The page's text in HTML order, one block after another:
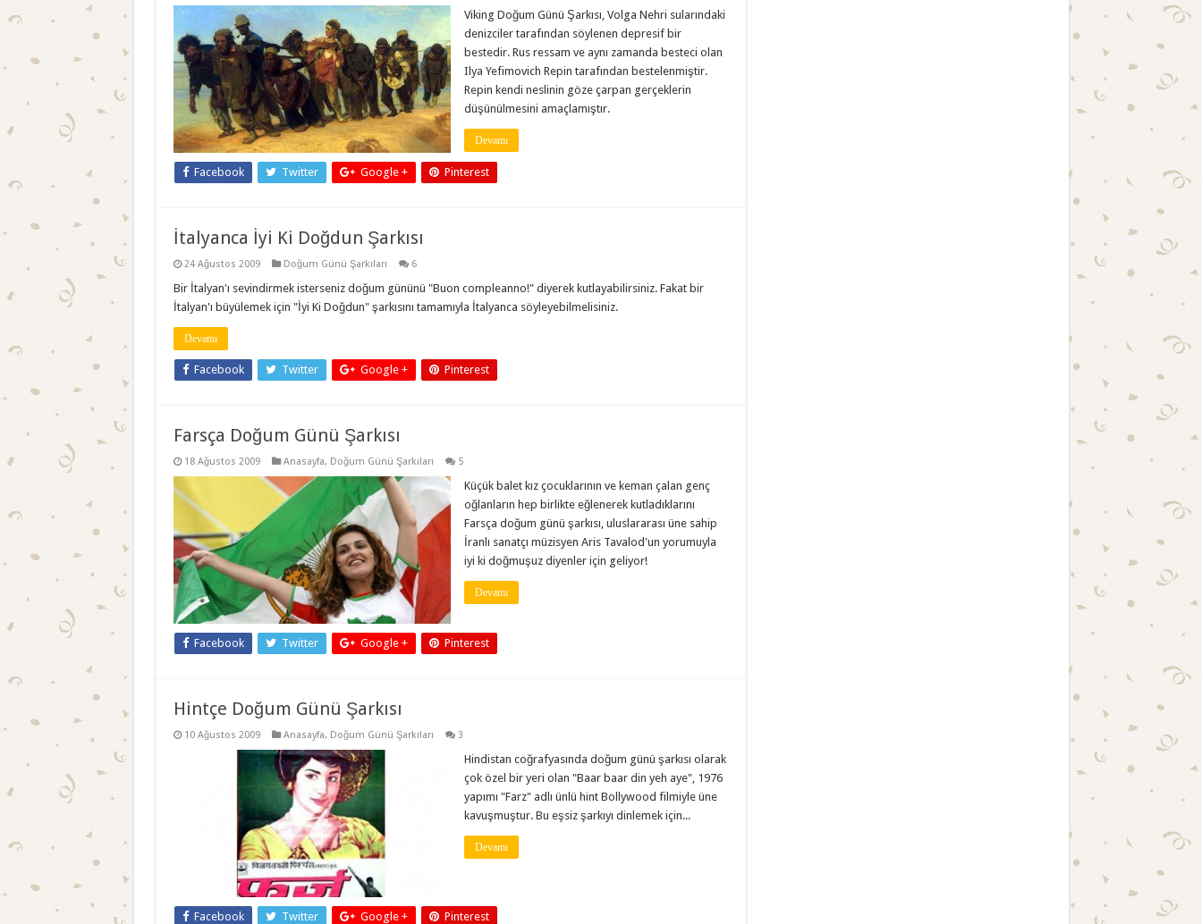
Viking Doğum Günü Şarkısı, Volga Nehri sularındaki
denizciler tarafından söylenen depresif bir
bestedir. Rus ressam ve aynı zamanda besteci olan
Ilya Yefimovich Repin tarafından bestelenmiştir.
Repin kendi neslinin göze çarpan gerçeklerin
düşünülmesini amaçlamıştır.
Devamı
Facebook Twitter Google + Pinterest
İtalyanca İyi Ki Doğdun Şarkısı
24 Ağustos 2009 Doğum Günü Şarkıları 6
Bir İtalyan'ı sevindirmek isterseniz doğum gününü "Buon compleanno!" diyerek kutlayabilirsiniz. Fakat bir
İtalyan'ı büyülemek için "İyi Ki Doğdun" şarkısını tamamıyla İtalyanca söyleyebilmelisiniz.
Devamı
Facebook Twitter Google + Pinterest
Farsça Doğum Günü Şarkısı
18 Ağustos 2009 Anasayfa, Doğum Günü Şarkıları 5
Küçük balet kız çocuklarının ve keman çalan genç
oğlanların hep birlikte eğlenerek kutladıklarını
Farsça doğum günü şarkısı, uluslararası üne sahip
İranlı sanatçı müzisyen Aris Tavalod'un yorumuyla
iyi ki doğmuşuz diyenler için geliyor!
Devamı
Facebook Twitter Google + Pinterest
Hintçe Doğum Günü Şarkısı
10 Ağustos 2009 Anasayfa, Doğum Günü Şarkıları 3
Hindistan coğrafyasında doğum günü şarkısı olarak
çok özel bir yeri olan "Baar baar din yeh aye", 1976
yapımı "Farz" adlı ünlü hint Bollywood filmiyle üne
kavuşmuştur. Bu eşsiz şarkıyı dinlemek için...
Devamı
Facebook Twitter Google + Pinterest